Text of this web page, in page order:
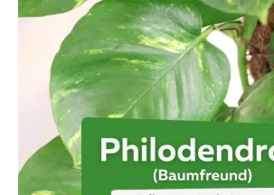
Eigenschaften, ...